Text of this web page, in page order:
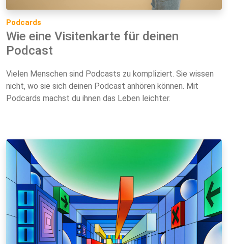
Podcards
Wie eine Visitenkarte für deinen
Podcast
Vielen Menschen sind Podcasts zu kompliziert. Sie wissen
nicht, wo sie sich deinen Podcast anhören können. Mit
Podcards machst du ihnen das Leben leichter.